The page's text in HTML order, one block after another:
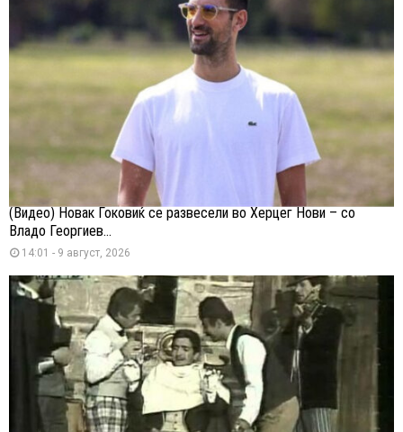
(Видео) Новак Ѓоковиќ се развесели во Херцег Нови – со
Владо Георгиев...
14:01 - 9 август, 2026